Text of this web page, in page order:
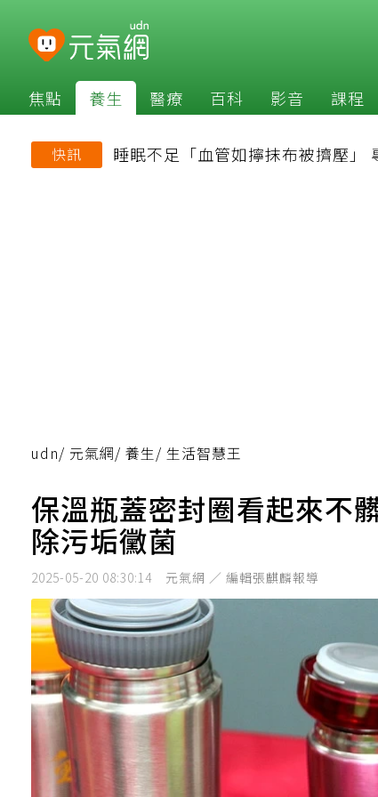
焦點 養生 醫療 百科 影音 課程
快訊 睡眠不足「血管如擰抹布被擠壓」
udn/ 元氣網/ 養生/ 生活智慧王
保溫瓶蓋密封圈看起來不
除污垢黴菌
2025-05-20 08:30:14 元氣網 ／ 編輯張麒麟報導